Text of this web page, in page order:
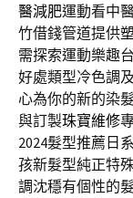
醫減肥運動看中
竹借錢管道提供
需探索運動樂趣
好處類型冷色調
心為你的新的染
與訂製珠寶維修
2024髮型推薦日
孩新髮型純正特
調沈穩有個性的